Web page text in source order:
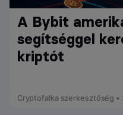
A Bybit
segítséggel
kriptót
Cryptofalka szerkesztőség •